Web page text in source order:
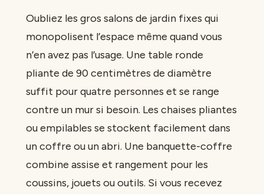
Oubliez les gros salons de jardin fixes qui
monopolisent l’espace même quand vous
n’en avez pas l’usage. Une table ronde
pliante de 90 centimètres de diamètre
suffit pour quatre personnes et se range
contre un mur si besoin. Les chaises pliantes
ou empilables se stockent facilement dans
un coffre ou un abri. Une banquette-coffre
combine assise et rangement pour les
coussins, jouets ou outils. Si vous recevez